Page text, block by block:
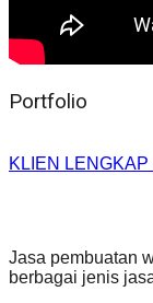
Portfolio
KLIEN LENGKAP
Jasa pembuatan
berbagai jenis